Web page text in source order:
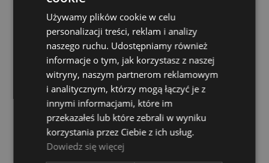
Zestaw Talerzy Perkusyjnych - Zildjian S Dark
Cymbal Set 14" HH, 16" Crash, 18" Crash, 20"
Dostępność:
3 139,00 zł
DO KOSZYKA
Używamy plików cookie w celu
personalizacji treści, reklam i analizy
naszego ruchu. Udostępniamy również
informacje o tym, jak korzystasz z naszej
witryny, naszym partnerom reklamowym
i analitycznym, którzy mogą łączyć je z
innymi informacjami, które im
przekazałeś lub które zebrali w wyniku
korzystania przez Ciebie z ich usług.
Dowiedz się więcej